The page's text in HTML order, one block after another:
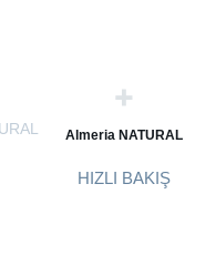
Almeria NATURAL
HIZLI BAKIŞ